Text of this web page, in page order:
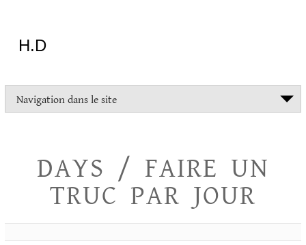
H.D
Navigation dans le site
DAYS / FAIRE UN
TRUC PAR JOUR